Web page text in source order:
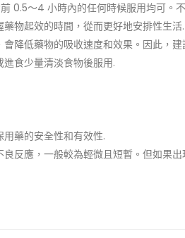
0.5～4 小時內的任何時候服用均可。
物起效的時間，從而更好地安排性生活.
降低藥物的吸收速度和效果。因此，
食少量清淡食物後服用.
藥的安全性和有效性.
反應，一般較為輕微且短暫。但如果出